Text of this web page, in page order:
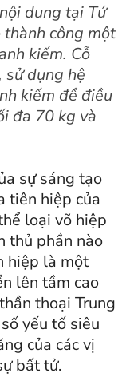
dung tại Tứ
thành công một
kiếm. Cỗ
dụng hệ
kiếm để điều
đa 70 kg và
sự sáng tạo
tiên hiệp của
loại võ hiệp
thủ phần nào
hiệp là một
lên tầm cao
thoại Trung
yếu tố siêu
của các vị
bất tử.